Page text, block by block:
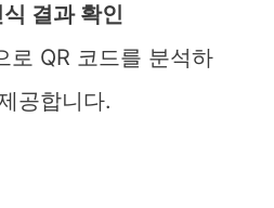
결과 확인
로 QR 코드를 분석하
공합니다.